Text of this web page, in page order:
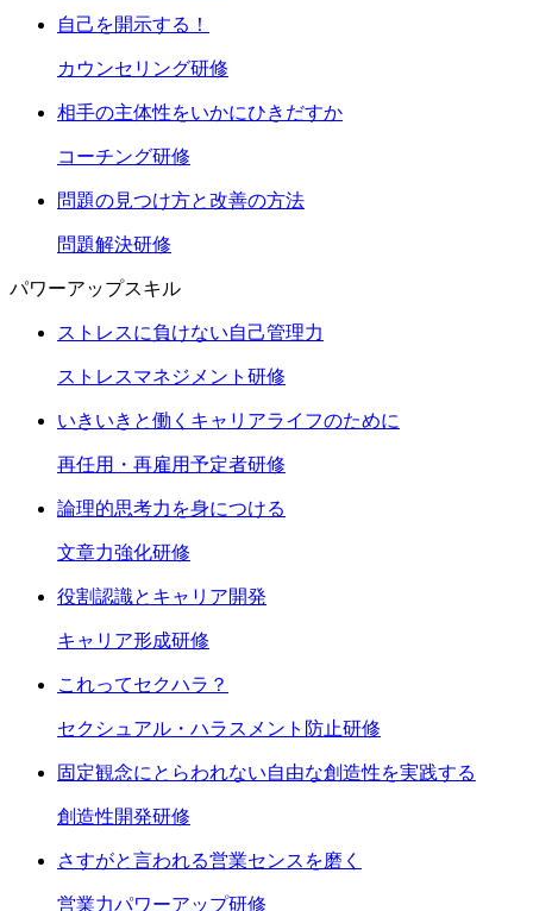
自己を開示する！
カウンセリング研修
相手の主体性をいかにひきだすか
コーチング研修
問題の見つけ方と改善の方法
問題解決研修
パワーアップスキル
ストレスに負けない自己管理力
ストレスマネジメント研修
いきいきと働くキャリアライフのために
再任用・再雇用予定者研修
論理的思考力を身につける
文章力強化研修
役割認識とキャリア開発
キャリア形成研修
これってセクハラ？
セクシュアル・ハラスメント防止研修
固定観念にとらわれない自由な創造性を実践する
創造性開発研修
さすがと言われる営業センスを磨く
営業力パワーアップ研修